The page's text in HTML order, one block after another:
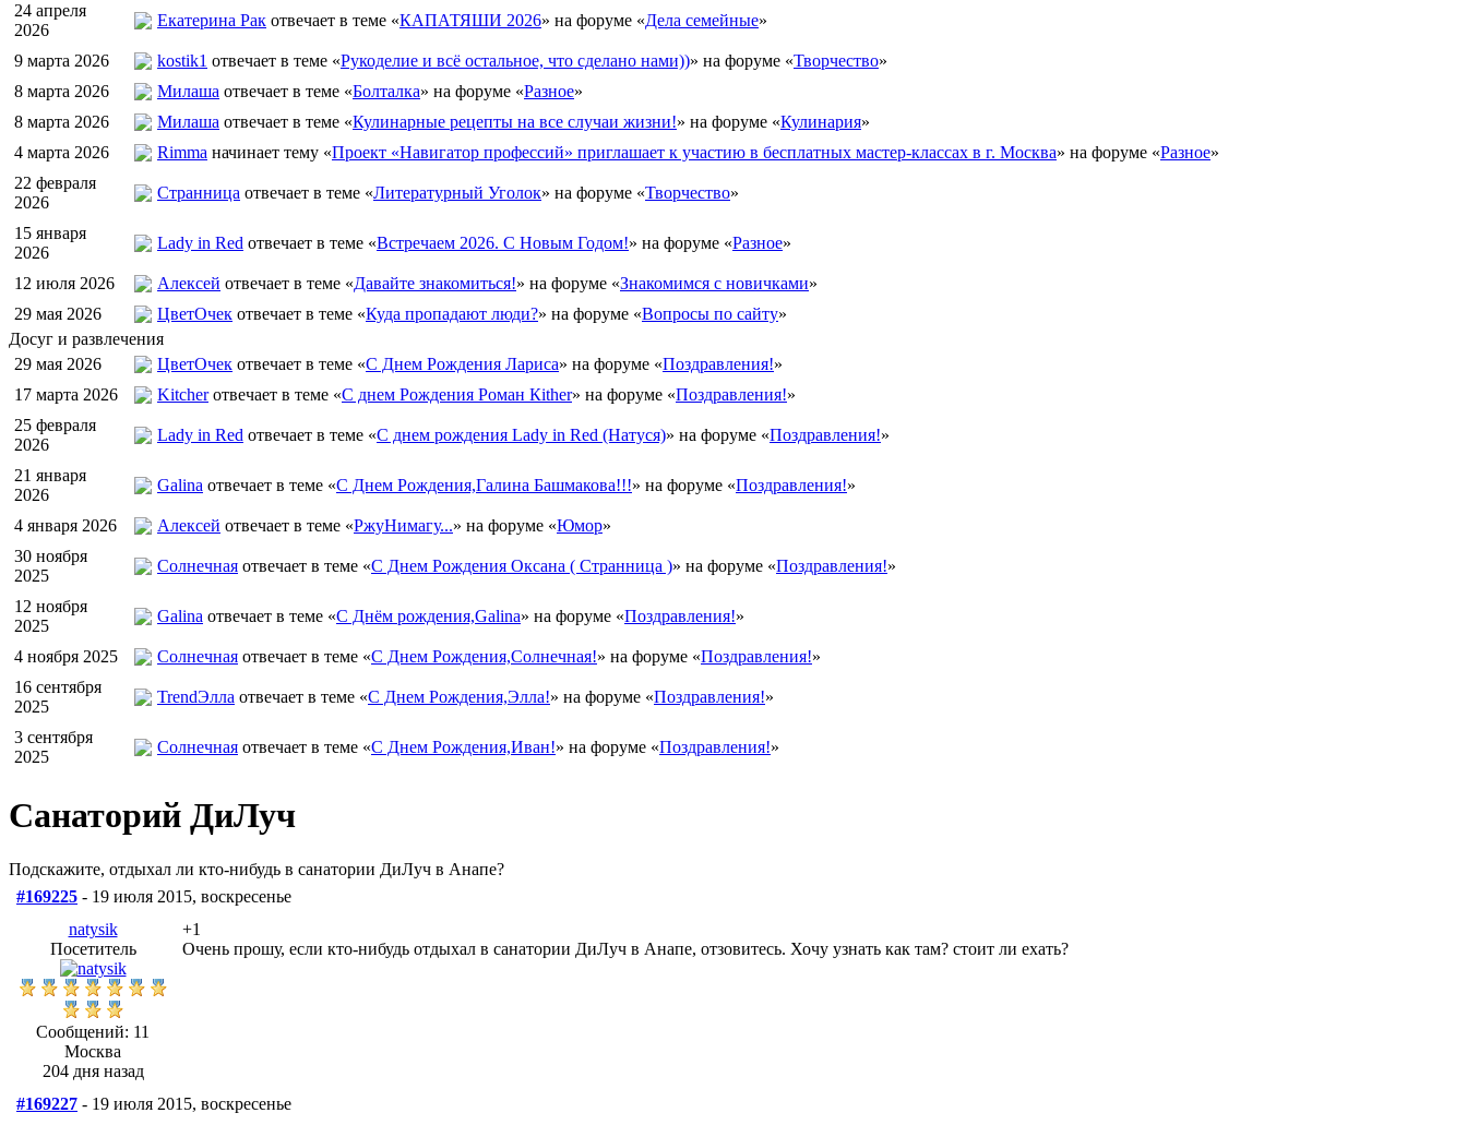
24 апреля
2026
Екатерина Рак отвечает в теме «КАПАТЯШИ 2026» на форуме «Дела семейные»
9 марта 2026 kostik1 отвечает в теме «Рукоделие и всё остальное, что сделано нами))» на форуме «Творчество»
8 марта 2026
Милаша отвечает в теме «Болталка» на форуме «Разное»
8 марта 2026
Милаша отвечает в теме «Кулинарные рецепты на все случаи жизни!» на форуме «Кулинария»
4 марта 2026
Rimma начинает тему «Проект «Навигатор профессий» приглашает к участию в бесплатных мастер-классах в г. Москва» на форуме «Разное»
22 февраля
2026
Странница отвечает в теме «Литературный Уголок» на форуме «Творчество»
15 января
2026
Lady in Red отвечает в теме «Встречаем 2026. С Новым Годом!» на форуме «Разное»
12 июля 2026 Алексей отвечает в теме «Давайте знакомиться!» на форуме «Знакомимся с новичками»
29 мая 2026
ЦветOчек отвечает в теме «Куда пропадают люди?» на форуме «Вопросы по сайту»
Досуг и развлечения
29 мая 2026
ЦветOчек отвечает в теме «С Днем Рождения Лариса» на форуме «Поздравления!»
17 марта 2026
Kitcherотвечает в теме «С днем Рождения Роман Кither» на форуме «Поздравления!»
25 февраля
2026
Lady in Red отвечает в теме «С днем рождения Lady in Red (Натуся)» на форуме «Поздравления!»
21 января
2026
Galina отвечает в теме «С Днем Рождения,Галина Башмакова!!!» на форуме «Поздравления!»
4 января 2026 Алексей отвечает в теме «РжуНимагу...» на форуме «Юмор»
30 ноября
2025
Солнечная отвечает в теме «С Днем Рождения Оксана ( Странница )» на форуме «Поздравления!»
12 ноября
2025
Galina отвечает в теме «С Днём рождения,Galina» на форуме «Поздравления!»
4 ноября 2025 Солнечная отвечает в теме «С Днем Рождения,Солнечная!» на форуме «Поздравления!»
16 сентября
2025
TrendЭлла отвечает в теме «С Днем Рождения,Элла!» на форуме «Поздравления!»
3 сентября
2025
Солнечная отвечает в теме «С Днем Рождения,Иван!» на форуме «Поздравления!»
Санаторий ДиЛуч
Подскажите, отдыхал ли кто-нибудь в санатории ДиЛуч в Анапе?
#169225 - 19 июля 2015, воскресенье
natysik
Посетитель
Сообщений: 11
Москва
204 дня назад
+1
Очень прошу, если кто-нибудь отдыхал в санатории ДиЛуч в Анапе, отзовитесь. Хочу узнать как там? стоит ли ехать?
#169227 - 19 июля 2015, воскресенье